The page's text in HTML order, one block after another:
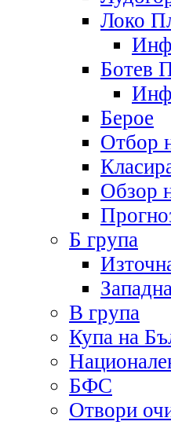
Локо
Ботев
Берое
Отбор
Обзор
Б група
В група
Купа на
БФС
Отвори